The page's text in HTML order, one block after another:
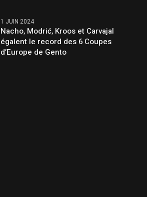
1 JUIN 2024
Nacho, Modrić, Kroos et Carvajal
égalent le record des 6 Coupes
d’Europe de Gento